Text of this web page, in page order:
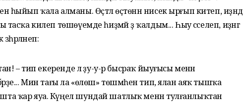
һыйып ҡала алманы. Өҫтәл өҫтөнән нисек ырғып китеп, иҙәндә
килеп төшөүемде һиҙмәй ҙә ҡалдым... Һыу сәселеп, иҙәнгә
– тип екеренде лә ҙу-у-р бысраҡ йыуғысы менән
Мин тағы ла «өлөш» төшмәһен тип, ялан аяҡ тышҡа
ҡар яуа. Күңел шундай шатлыҡ менән тулғанлыҡтан